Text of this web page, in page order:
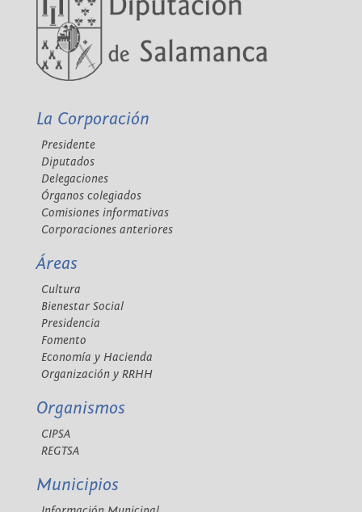
La Corporación
Presidente
Diputados
Delegaciones
Órganos colegiados
Comisiones informativas
Corporaciones anteriores
Áreas
Cultura
Bienestar Social
Presidencia
Fomento
Economía y Hacienda
Organización y RRHH
Organismos
CIPSA
REGTSA
Municipios